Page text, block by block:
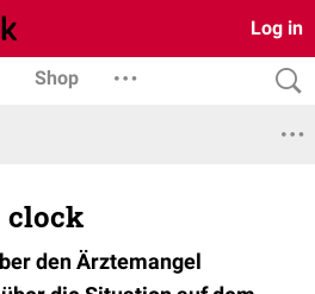
Log in
Shop
clock
den Ärztemangel